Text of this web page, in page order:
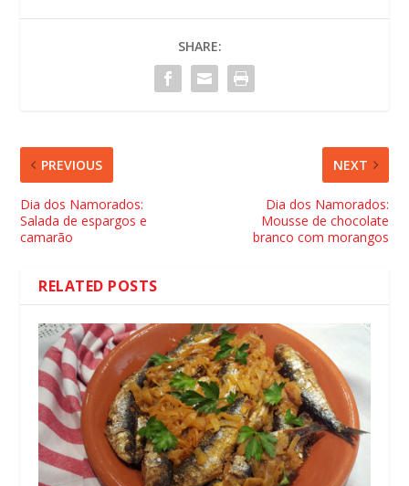
SHARE:
PREVIOUS
Dia dos Namorados:
Salada de espargos e
camarão
NEXT
Dia dos Namorados:
Mousse de chocolate
branco com morangos
RELATED POSTS